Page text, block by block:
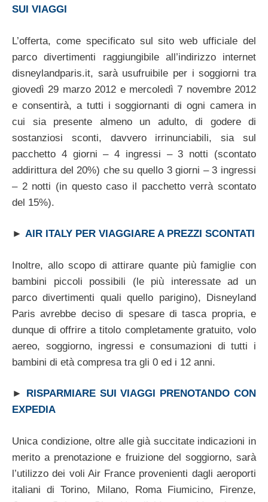
SUI VIAGGI
L’offerta, come specificato sul sito web ufficiale del
parco divertimenti raggiungibile all’indirizzo internet
disneylandparis.it, sarà usufruibile per i soggiorni tra
giovedì 29 marzo 2012 e mercoledì 7 novembre 2012
e consentirà, a tutti i soggiornanti di ogni camera in
cui sia presente almeno un adulto, di godere di
sostanziosi sconti, davvero irrinunciabili, sia sul
pacchetto 4 giorni – 4 ingressi – 3 notti (scontato
addirittura del 20%) che su quello 3 giorni – 3 ingressi
– 2 notti (in questo caso il pacchetto verrà scontato
del 15%).
► AIR ITALY PER VIAGGIARE A PREZZI SCONTATI
Inoltre, allo scopo di attirare quante più famiglie con
bambini piccoli possibili (le più interessate ad un
parco divertimenti quali quello parigino), Disneyland
Paris avrebbe deciso di spesare di tasca propria, e
dunque di offrire a titolo completamente gratuito, volo
aereo, soggiorno, ingressi e consumazioni di tutti i
bambini di età compresa tra gli 0 ed i 12 anni.
►
RISPARMIARE SUI VIAGGI PRENOTANDO CON
EXPEDIA
Unica condizione, oltre alle già succitate indicazioni in
merito a prenotazione e fruizione del soggiorno, sarà
l’utilizzo dei voli Air France provenienti dagli aeroporti
italiani di Torino, Milano, Roma Fiumicino, Firenze,